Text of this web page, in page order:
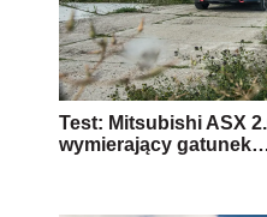
Test: Mitsubishi ASX
wymierający